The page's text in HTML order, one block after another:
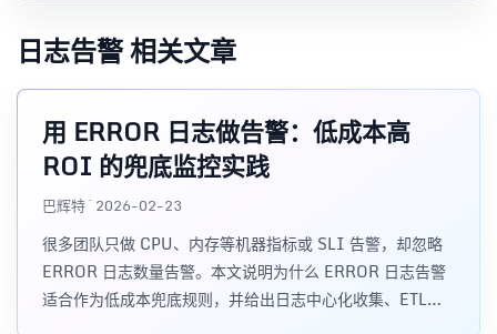
日志告警 相关文章
用 ERROR 日志做告警：低成本高
ROI 的兜底监控实践
巴辉特 · 2026-02-23
很多团队只做 CPU、内存等机器指标或 SLI 告警，却忽略
ERROR 日志数量告警。本文说明为什么 ERROR 日志告警
适合作为低成本兜底规则，并给出日志中心化收集、ETL、